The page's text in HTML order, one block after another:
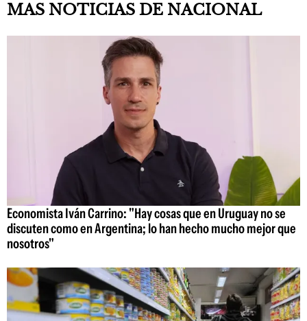
MAS NOTICIAS DE NACIONAL
Economista Iván Carrino: "Hay cosas que en Uruguay no se
discuten como en Argentina; lo han hecho mucho mejor que
nosotros"